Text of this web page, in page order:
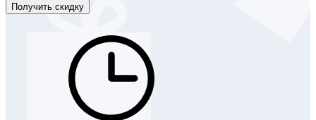
Получить скидку